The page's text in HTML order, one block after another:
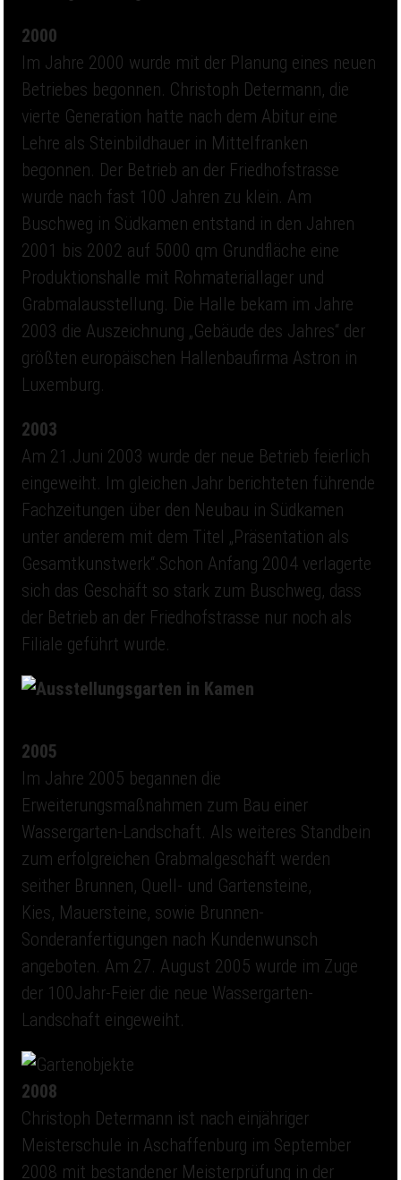
2000
Im Jahre 2000 wurde mit der Planung eines neuen
Betriebes begonnen. Christoph Determann, die
vierte Generation hatte nach dem Abitur eine
Lehre als Steinbildhauer in Mittelfranken
begonnen. Der Betrieb an der Friedhofstrasse
wurde nach fast 100 Jahren zu klein. Am
Buschweg in Südkamen entstand in den Jahren
2001 bis 2002 auf 5000 qm Grundfläche eine
Produktionshalle mit Rohmateriallager und
Grabmalausstellung. Die Halle bekam im Jahre
2003 die Auszeichnung „Gebäude des Jahres“ der
größten europäischen Hallenbaufirma Astron in
Luxemburg.
2003
Am 21.Juni 2003 wurde der neue Betrieb feierlich
eingeweiht. Im gleichen Jahr berichteten führende
Fachzeitungen über den Neubau in Südkamen
unter anderem mit dem Titel „Präsentation als
Gesamtkunstwerk“.Schon Anfang 2004 verlagerte
sich das Geschäft so stark zum Buschweg, dass
der Betrieb an der Friedhofstrasse nur noch als
Filiale geführt wurde.
2005
Im Jahre 2005 begannen die
Erweiterungsmaßnahmen zum Bau einer
Wassergarten-Landschaft. Als weiteres Standbein
zum erfolgreichen Grabmalgeschäft werden
seither Brunnen, Quell- und Gartensteine,
Kies, Mauersteine, sowie Brunnen-
Sonderanfertigungen nach Kundenwunsch
angeboten. Am 27. August 2005 wurde im Zuge
der 100Jahr-Feier die neue Wassergarten-
Landschaft eingeweiht.
2008
Christoph Determann ist nach einjähriger
Meisterschule in Aschaffenburg im September
2008 mit bestandener Meisterprüfung in der